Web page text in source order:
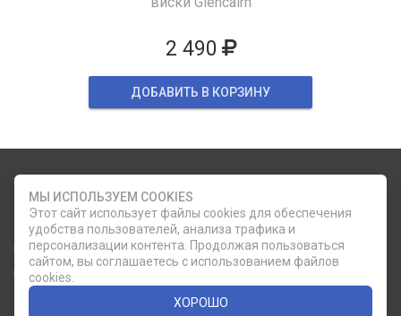
2 490
ДОБАВИТЬ В КОРЗИНУ
О КОМПАНИИ
КАТАЛОГ
ПРОИЗВОДИТЕЛИ
НОВОСТИ
СТАТЬИ
PDF КАТАЛОГИ
ВКОНТАКТЕ ИНСТАГРАМ
МЫ ИСПОЛЬЗУЕМ COOKIES
Этот сайт использует файлы cookies для обеспечения
удобства пользователей, анализа трафика и
персонализации контента. Продолжая пользоваться
сайтом, вы соглашаетесь с использованием файлов
cookies.
ХОРОШО